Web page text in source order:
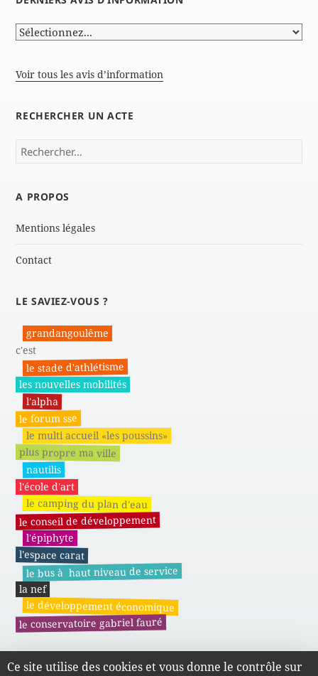
Voir tous les avis d’information
RECHERCHER UN ACTE
Rechercher :
A PROPOS
Mentions légales
Contact
LE SAVIEZ-VOUS ?
grandangoulême
c'est
le stade d'athlétisme
les nouvelles mobilités
l'alpha
le forum sse
le multi accueil «les poussins»
plus propre ma ville
nautilis
l'école d'art
le camping du plan d'eau
le conseil de développement
l'épiphyte
l'espace carat
le bus à haut niveau de service
la nef
le développement économique
le conservatoire gabriel fauré
Ce site utilise des cookies et vous donne le contrôle sur